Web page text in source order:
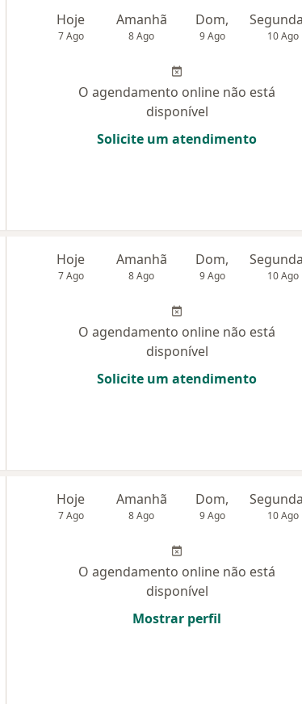
Hoje
7 Ago
Amanhã
8 Ago
Dom,
9 Ago 10 Ago
O agendamento online não está
disponível
Solicite um atendimento
Hoje
7 Ago
Amanhã
8 Ago
Dom,
9 Ago 10 Ago
O agendamento online não está
disponível
Solicite um atendimento
Hoje
7 Ago
Amanhã
8 Ago
Dom,
9 Ago 10 Ago
O agendamento online não está
disponível
Mostrar perfil